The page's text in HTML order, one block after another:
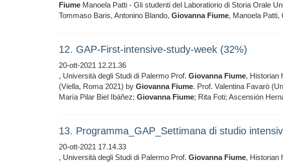
Fiume Manoela Patti - Gli studenti del Laboratiorio di Storia Orale
Tommaso Baris, Antonino Blando, Giovanna Fiume, Manoela Patti,
12. GAP-First-intensive-study-week (32%)
20-ott-2021 12.21.36
, Università degli Studi di Palermo Prof. Giovanna Fiume, Historian
(Viella, Roma 2021) by Giovanna Fiume. Prof. Valentina Favarò
María Pilar Biel Ibáñez; Giovanna Fiume; Rita Foti; Ascensión
13. Programma_GAP_Settimana di studio
20-ott-2021 17.14.33
, Università degli Studi di Palermo Prof. Giovanna Fiume, Historian